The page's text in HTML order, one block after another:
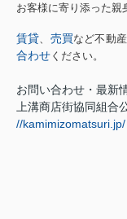
お客様に寄り添った親
賃貸 売買など不動
合わせ ください。
お問い合わせ・最新
上溝商店街協同組合
//kamimizomatsuri.jp/